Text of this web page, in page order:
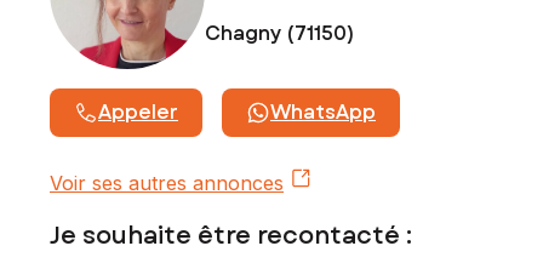
Chagny (71150)
Appeler WhatsApp
Voir ses autres annonces
Je souhaite être recontacté :